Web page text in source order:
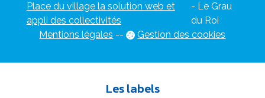
Place du village la solution web et
appli des collectivités
- Le Grau
du Roi
Mentions légales -- Gestion des cookies
Les labels